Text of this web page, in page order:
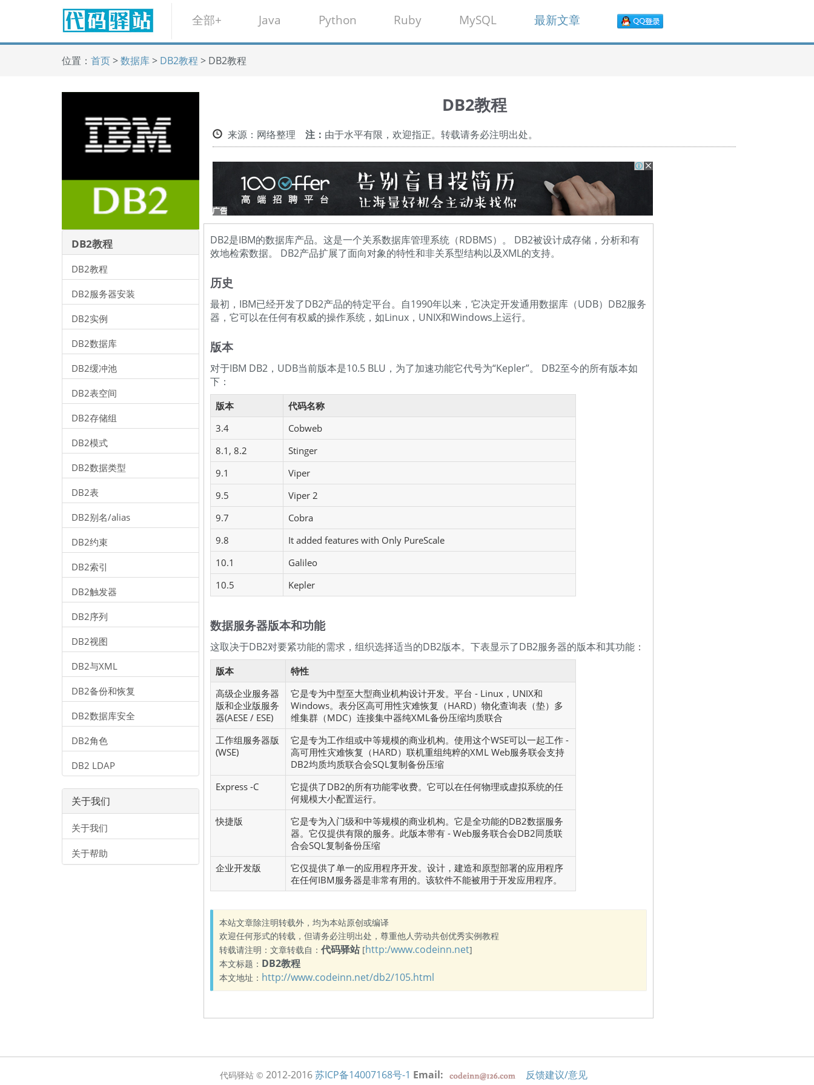
全部+ Java Python Ruby MySQL 最新文章
位置： 首页>数据库> DB2教程 > DB2教程
DB2教程
DB2教程
DB2服务器安装
DB2实例
DB2数据库
DB2缓冲池
DB2表空间
DB2存储组
DB2模式
DB2数据类型
DB2表
DB2别名/alias
DB2约束
DB2索引
DB2触发器
DB2序列
DB2视图
DB2与XML
DB2备份和恢复
DB2数据库安全
DB2角色
DB2 LDAP
关于我们
关于我们
关于帮助
DB2教程
来源：网络整理注： 由于水平有限，欢迎指正。转载请务必注明出处。
DB2是IBM的数据库产品。这是一个关系数据库管理系统（RDBMS）。 DB2被设计成存储，分析和有
效地检索数据。 DB2产品扩展了面向对象的特性和非关系型结构以及XML的支持。
历史
最初，IBM已经开发了DB2产品的特定平台。自1990年以来，它决定开发通用数据库（UDB）DB2服务
器，它可以在任何有权威的操作系统，如Linux，UNIX和Windows上运行。
版本
对于IBM DB2，UDB当前版本是10.5 BLU，为了加速功能它代号为“Kepler”。 DB2至今的所有版本如
下：
版本
代码名称
3.4
Cobweb
8.1, 8.2
Stinger
9.1
Viper
9.5
Viper 2
9.7
Cobra
9.8
It added features with Only PureScale
10.1
Galileo
10.5
Kepler
数据服务器版本和功能
这取决于DB2对要紧功能的需求，组织选择适当的DB2版本。下表显示了DB2服务器的版本和其功能：
版本
特性
高级企业服务器
版和企业版服务
器(AESE / ESE)
它是专为中型至大型商业机构设计开发。平台 - Linux，UNIX和
Windows。表分区高可用性灾难恢复（HARD）物化查询表（垫）多
维集群（MDC）连接集中器纯XML备份压缩均质联合
工作组服务器版
(WSE)
它是专为工作组或中等规模的商业机构。使用这个WSE可以一起工作 -
高可用性灾难恢复（HARD）联机重组纯粹的XML Web服务联会支持
DB2均质均质联合会SQL复制备份压缩
Express -C
它提供了DB2的所有功能零收费。它可以在任何物理或虚拟系统的任
何规模大小配置运行。
快捷版
它是专为入门级和中等规模的商业机构。它是全功能的DB2数据服务
器。它仅提供有限的服务。此版本带有 - Web服务联合会DB2同质联
合会SQL复制备份压缩
企业开发版
它仅提供了单一的应用程序开发。设计，建造和原型部署的应用程序
在任何IBM服务器是非常有用的。该软件不能被用于开发应用程序。
本站文章除注明转载外，均为本站原创或编译
欢迎任何形式的转载，但请务必注明出处，尊重他人劳动共创优秀实例教程
转载请注明：文章转载自：代码驿站[http:/www.codeinn.net]
本文标题： DB2教程
本文地址： http://www.codeinn.net/db2/105.html
代码驿站 © 2012-2016 苏ICP备14007168号-1 Email: 反馈建议/意见